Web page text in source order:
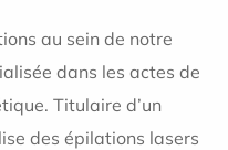
au sein de notre
dans les actes de
Titulaire d’un
des épilations lasers